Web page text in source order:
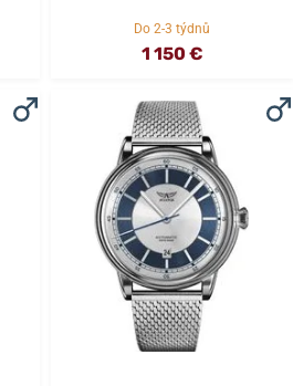
Do 2-3 týdnů
1 150 €